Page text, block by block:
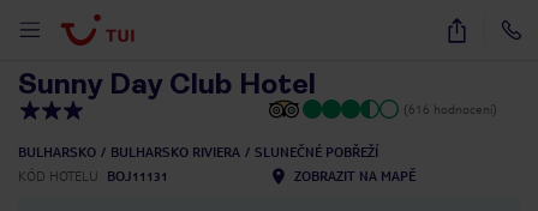
35
Sunny Day Club Hotel
(616 hodnocení)
BULHARSKO BULHARSKO RIVIERA
SLUNEČNÉ POBŘEŽÍ
KÓD HOTELU
BOJ11131 ZOBRAZIT NA MAPĚ